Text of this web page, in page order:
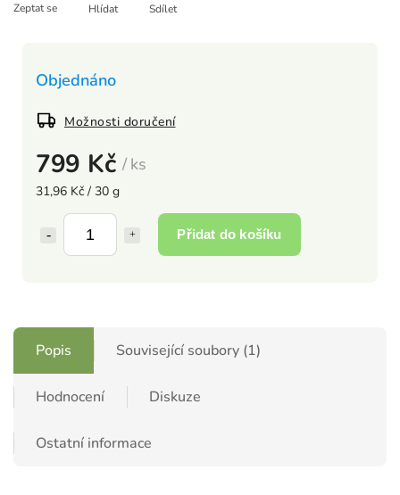
799 Kč / ks
31,96 Kč / 30 g
Přidat do košíku
Objednáno
Možnosti doručení
Zeptat se Hlídat Sdílet
Popis Související soubory (1)
Hodnocení Diskuze
Ostatní informace